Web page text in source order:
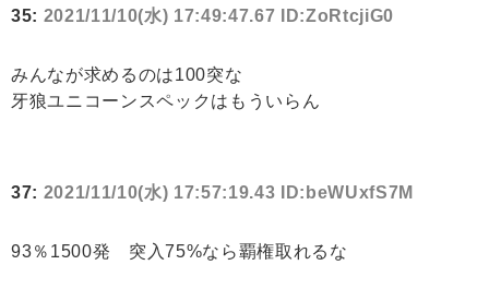
35: 2021/11/10(水) 17:49:47.67 ID:ZoRtcjiG0
みんなが求めるのは100突な
牙狼ユニコーンスペックはもういらん
37: 2021/11/10(水) 17:57:19.43 ID:beWUxfS7M
93％1500発 突入75%なら覇権取れるな